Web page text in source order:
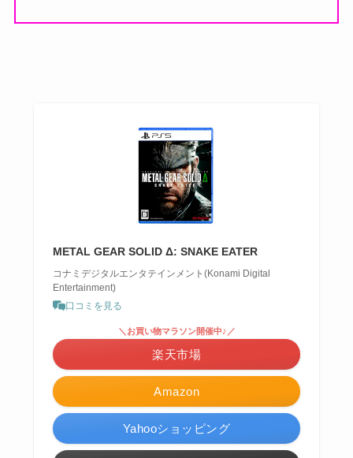
METAL GEAR SOLID Δ: SNAKE EATER
コナミデジタルエンタテインメント(Konami Digital
Entertainment)
口コミを見る
Amazon
＼お買い物マラソン開催中♪／
楽天市場
Yahooショッピング